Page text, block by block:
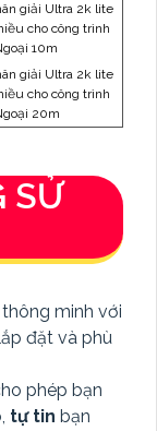
giải Ultra 2k lite
cho công trình
10m
giải Ultra 2k lite
cho công trình
20m
SỬ
minh với
đặt và phù
phép bạn
tự tin bạn